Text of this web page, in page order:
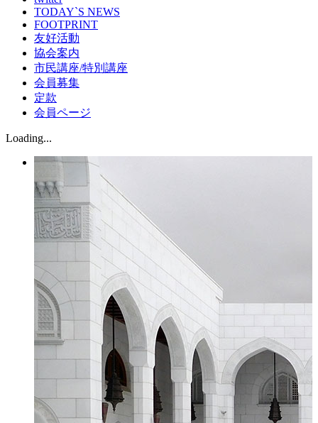
TODAY`S NEWS
FOOTPRINT
友好活動
協会案内
市民講座/特別講座
会員募集
定款
会員ページ
Loading...